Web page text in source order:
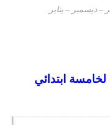
ديسمبر – يناير
ابتدائي